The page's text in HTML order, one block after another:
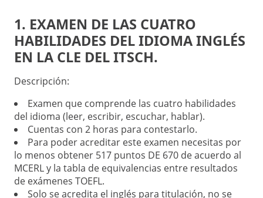
1. EXAMEN DE LAS CUATRO
HABILIDADES DEL IDIOMA INGLÉS
EN LA CLE DEL ITSCH.
Descripción:
Examen que comprende las cuatro habilidades
del idioma (leer, escribir, escuchar, hablar).
Cuentas con 2 horas para contestarlo.
Para poder acreditar este examen necesitas por
lo menos obtener 517 puntos DE 670 de acuerdo al
MCERL y la tabla de equivalencias entre resultados
de exámenes TOEFL.
Solo se acredita el inglés para titulación, no se